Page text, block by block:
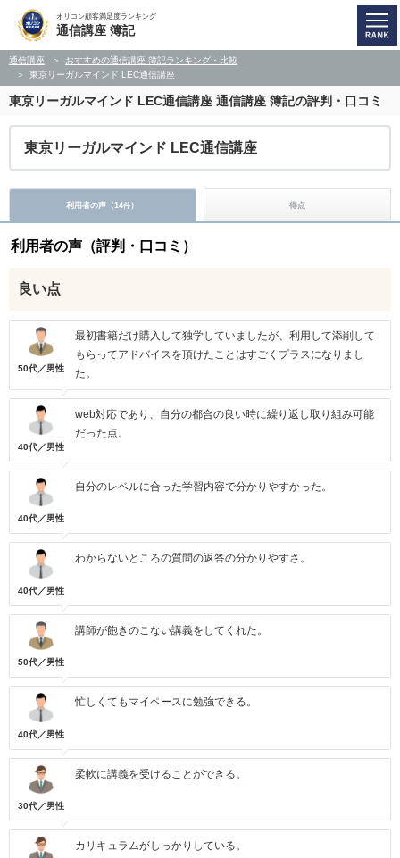
オリコン顧客満足度ランキング
通信講座 簿記
通信講座
おすすめの通信講座 簿記ランキング・比較
東京リーガルマインド LEC通信講座
東京リーガルマインド LEC通信講座 通信講座 簿記の評判・口コミ
東京リーガルマインド LEC通信講座
利用者の声（14件） 得点
利用者の声（評判・口コミ）
良い点
50代／男性
最初書籍だけ購入して独学していましたが、利用して添削して
もらってアドバイスを頂けたことはすごくプラスになりまし
た。
40代／男性
web対応であり、自分の都合の良い時に繰り返し取り組み可能
だった点。
40代／男性
自分のレベルに合った学習内容で分かりやすかった。
40代／男性
わからないところの質問の返答の分かりやすさ。
50代／男性
講師が飽きのこない講義をしてくれた。
40代／男性
忙しくてもマイペースに勉強できる。
30代／男性
柔軟に講義を受けることができる。
カリキュラムがしっかりしている。